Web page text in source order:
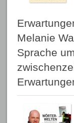
Melanie
Sprache